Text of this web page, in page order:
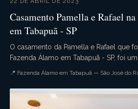
Casamento Pamella e Rafael
em Tabapuã - SP
O casamento da Pamella e Rafael que
Fazenda Álamo em Tabapuã - SP, foi
casamento de dia que tudo ocorre
📍 Fazenda Álamo em Tabapuã — São José do